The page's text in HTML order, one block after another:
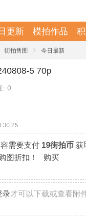
更新 模拍作品
街拍售图 › 今日最新
5 70p
: 0
需要支付 19街拍币 获
图折扣！ 购买
录才可以下载或查看附